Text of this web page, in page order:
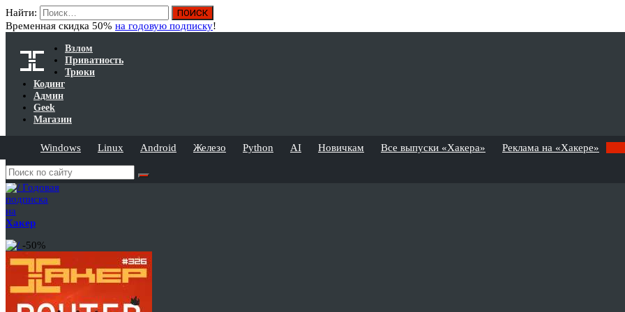
Найти:
Временная скидка 50% на годовую подписку!
Взлом
Приватность
Трюки
Кодинг
Админ
Geek
Магазин
Windows Linux Android Железо Python AI Новичкам Все выпуски «Хакера» Реклама на «Хакере»
Годовая
подписка
на
Хакер
-50%